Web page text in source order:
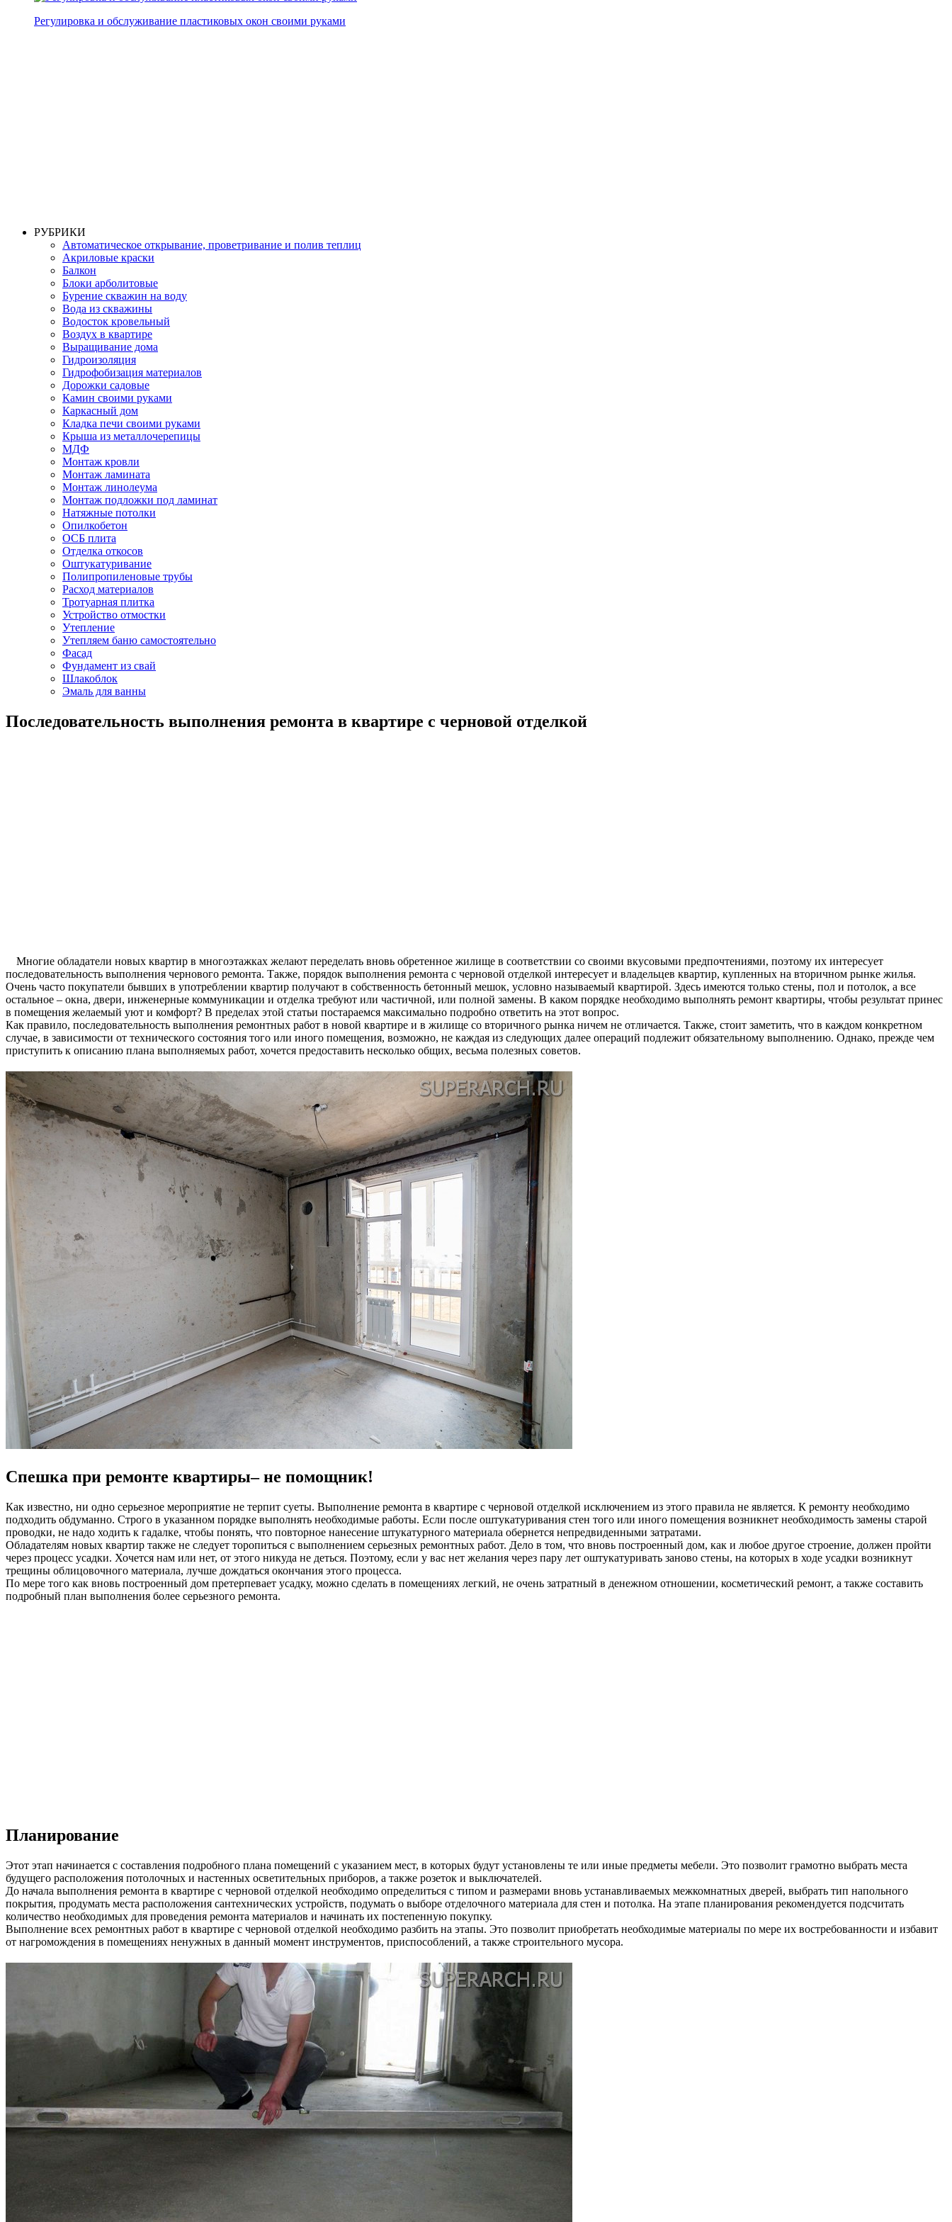
Регулировка и обслуживание пластиковых окон своими руками
РУБРИКИ
Автоматическое открывание, проветривание и полив теплиц
Акриловые краски
Балкон
Блоки арболитовые
Бурение скважин на воду
Вода из скважины
Водосток кровельный
Воздух в квартире
Выращивание дома
Гидроизоляция
Гидрофобизация материалов
Дорожки садовые
Камин своими руками
Каркасный дом
Кладка печи своими руками
Крыша из металлочерепицы
МДФ
Монтаж кровли
Монтаж ламината
Монтаж линолеума
Монтаж подложки под ламинат
Натяжные потолки
Опилкобетон
ОСБ плита
Отделка откосов
Оштукатуривание
Полипропиленовые трубы
Расход материалов
Тротуарная плитка
Устройство отмостки
Утепление
Утепляем баню самостоятельно
Фасад
Фундамент из свай
Шлакоблок
Эмаль для ванны
Последовательность выполнения ремонта в квартире с черновой отделкой
Многие обладатели новых квартир в многоэтажках желают переделать вновь обретенное жилище в соответствии со своими вкусовыми предпочтениями, поэтому их интересует
последовательность выполнения чернового ремонта. Также, порядок выполнения ремонта с черновой отделкой интересует и владельцев квартир, купленных на вторичном рынке жилья.
Очень часто покупатели бывших в употреблении квартир получают в собственность бетонный мешок, условно называемый квартирой. Здесь имеются только стены, пол и потолок, а все
остальное – окна, двери, инженерные коммуникации и отделка требуют или частичной, или полной замены. В каком порядке необходимо выполнять ремонт квартиры, чтобы результат принес
в помещения желаемый уют и комфорт? В пределах этой статьи постараемся максимально подробно ответить на этот вопрос.
Как правило, последовательность выполнения ремонтных работ в новой квартире и в жилище со вторичного рынка ничем не отличается. Также, стоит заметить, что в каждом конкретном
случае, в зависимости от технического состояния того или иного помещения, возможно, не каждая из следующих далее операций подлежит обязательному выполнению. Однако, прежде чем
приступить к описанию плана выполняемых работ, хочется предоставить несколько общих, весьма полезных советов.
Спешка при ремонте квартиры– не помощник!
Как известно, ни одно серьезное мероприятие не терпит суеты. Выполнение ремонта в квартире с черновой отделкой исключением из этого правила не является. К ремонту необходимо
подходить обдуманно. Строго в указанном порядке выполнять необходимые работы. Если после оштукатуривания стен того или иного помещения возникнет необходимость замены старой
проводки, не надо ходить к гадалке, чтобы понять, что повторное нанесение штукатурного материала обернется непредвиденными затратами.
Обладателям новых квартир также не следует торопиться с выполнением серьезных ремонтных работ. Дело в том, что вновь построенный дом, как и любое другое строение, должен пройти
через процесс усадки. Хочется нам или нет, от этого никуда не деться. Поэтому, если у вас нет желания через пару лет оштукатуривать заново стены, на которых в ходе усадки возникнут
трещины облицовочного материала, лучше дождаться окончания этого процесса.
По мере того как вновь построенный дом претерпевает усадку, можно сделать в помещениях легкий, не очень затратный в денежном отношении, косметический ремонт, а также составить
подробный план выполнения более серьезного ремонта.
Планирование
Этот этап начинается с составления подробного плана помещений с указанием мест, в которых будут установлены те или иные предметы мебели. Это позволит грамотно выбрать места
будущего расположения потолочных и настенных осветительных приборов, а также розеток и выключателей.
До начала выполнения ремонта в квартире с черновой отделкой необходимо определиться с типом и размерами вновь устанавливаемых межкомнатных дверей, выбрать тип напольного
покрытия, продумать места расположения сантехнических устройств, подумать о выборе отделочного материала для стен и потолка. На этапе планирования рекомендуется подсчитать
количество необходимых для проведения ремонта материалов и начинать их постепенную покупку.
Выполнение всех ремонтных работ в квартире с черновой отделкой необходимо разбить на этапы. Это позволит приобретать необходимые материалы по мере их востребованности и избавит
от нагромождения в помещениях ненужных в данный момент инструментов, приспособлений, а также строительного мусора.